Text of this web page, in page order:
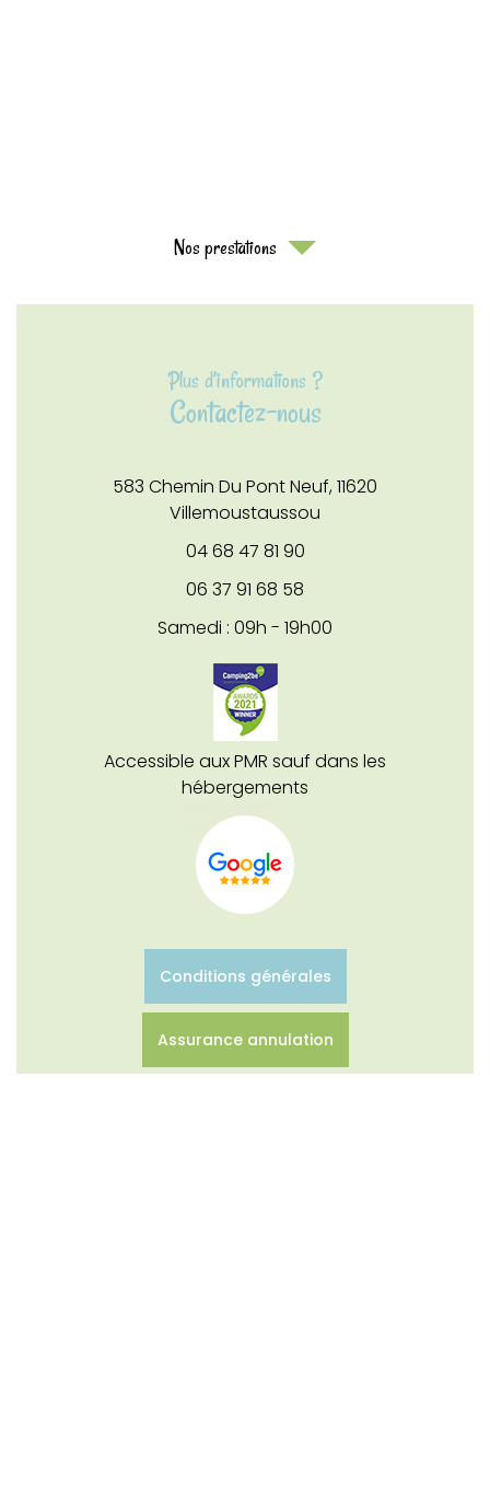
Nos prestations
Plus d’informations ?
Contactez-nous
583 Chemin Du Pont Neuf,11620
Villemoustaussou
04 68 47 81 90
06 37 91 68 58
Samedi : 09h - 19h00
Accessible aux PMR sauf dans les
hébergements
Conditions générales
Assurance annulation